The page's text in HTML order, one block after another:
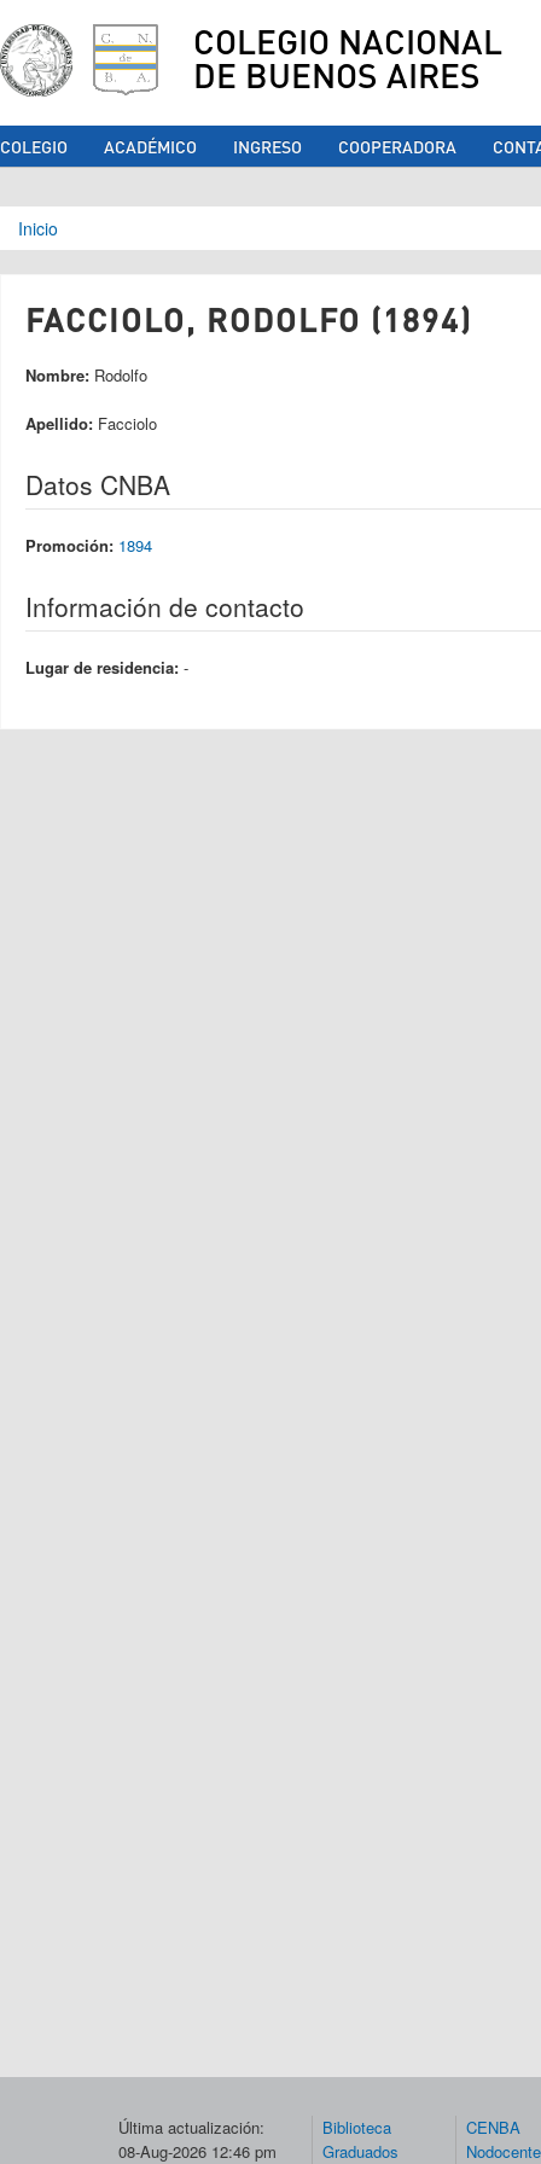
COLEGIO NACIONAL
DE BUENOS AIRES
COLEGIO ACADÉMICO INGRESO COOPERADORA
Se encuentra usted aquí
Inicio
FACCIOLO, RODOLFO (1894)
Nombre: Rodolfo
Apellido: Facciolo
Datos CNBA
Promoción: 1894
Información de contacto
Lugar de residencia: -
Última actualización:
08-Aug-2026 12:46 pm
Biblioteca
Graduados
CENBA